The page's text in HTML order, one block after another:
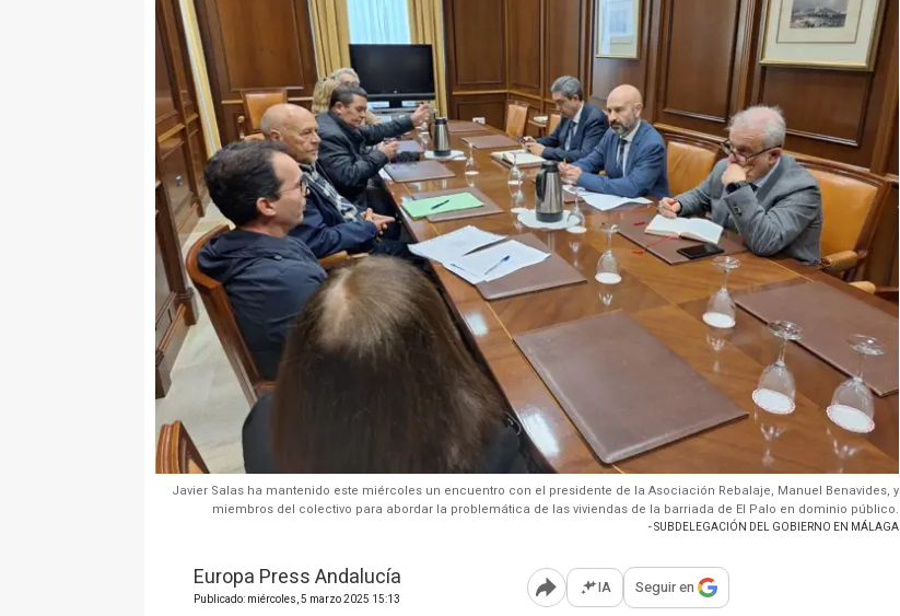
Javier Salas ha mantenido este miércoles un encuentro con el presidente de la Asociación Rebalaje, Manuel Benavides, y
miembros del colectivo para abordar la problemática de las viviendas de la barriada de El Palo en dominio público.
- SUBDELEGACIÓN DEL GOBIERNO EN MÁLAGA
Europa Press Andalucía
Publicado: miércoles, 5 marzo 2025 15:13 Abrir opciones para compartir
IA Seguir en